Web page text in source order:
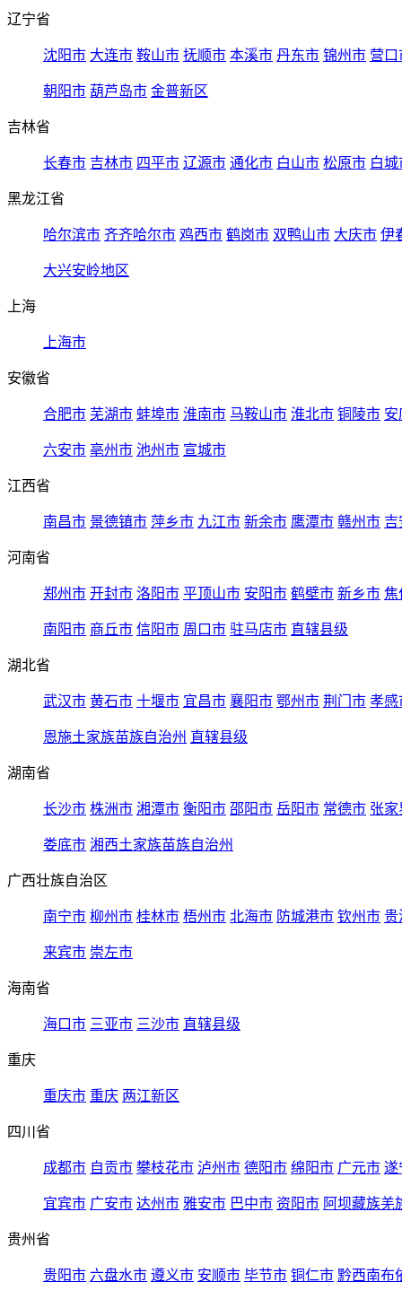
辽宁省
沈阳市 大连市 鞍山市 抚顺市 本溪市 丹东市 锦州市 营口
朝阳市 葫芦岛市 金普新区
吉林省
长春市 吉林市 四平市 辽源市 通化市 白山市 松原市 白城
黑龙江省
哈尔滨市 齐齐哈尔市 鸡西市 鹤岗市 双鸭山市 大庆市 伊
大兴安岭地区
上海
上海市
安徽省
合肥市 芜湖市 蚌埠市 淮南市 马鞍山市 淮北市 铜陵市 安
六安市 亳州市 池州市 宣城市
江西省
南昌市 景德镇市 萍乡市 九江市 新余市 鹰潭市 赣州市 吉
河南省
郑州市 开封市 洛阳市 平顶山市 安阳市 鹤壁市 新乡市 焦
南阳市 商丘市 信阳市 周口市 驻马店市 直辖县级
湖北省
武汉市 黄石市 十堰市 宜昌市 襄阳市 鄂州市 荆门市 孝感
恩施土家族苗族自治州 直辖县级
湖南省
长沙市 株洲市 湘潭市 衡阳市 邵阳市 岳阳市 常德市 张家
娄底市 湘西土家族苗族自治州
广西壮族自治区
南宁市 柳州市 桂林市 梧州市 北海市 防城港市 钦州市 贵
来宾市 崇左市
海南省
海口市 三亚市 三沙市 直辖县级
重庆
重庆市 重庆 两江新区
四川省
成都市 自贡市 攀枝花市 泸州市 德阳市 绵阳市 广元市 遂
宜宾市 广安市 达州市 雅安市 巴中市 资阳市 阿坝藏族羌
贵州省
贵阳市 六盘水市 遵义市 安顺市 毕节市 铜仁市 黔西南布